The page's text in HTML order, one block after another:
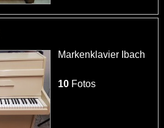
Markenklavier Ibach
10Fotos